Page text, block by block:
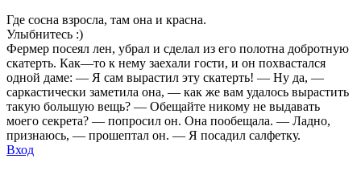
Где сосна взросла, там она и красна.
Улыбнитесь :)
Фермер посеял лен, убрал и сделал из его полотна добротную
скатерть. Как—то к нему заехали гости, и он похвастался
одной даме: — Я сам вырастил эту скатерть! — Ну да, —
саркастически заметила она, — как же вам удалось вырастить
такую большую вещь? — Обещайте никому не выдавать
моего секрета? — попросил он. Она пообещала. — Ладно,
признаюсь, — прошептал он. — Я посадил салфетку.
Вход